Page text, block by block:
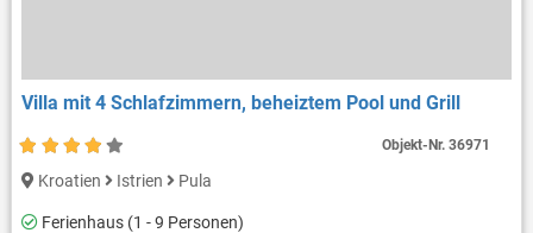
Villa mit 4 Schlafzimmern, beheiztem Pool und Grill
Kroatien Istrien Pula
Ferienhaus (1 - 9 Personen)
Objekt-Nr.36971